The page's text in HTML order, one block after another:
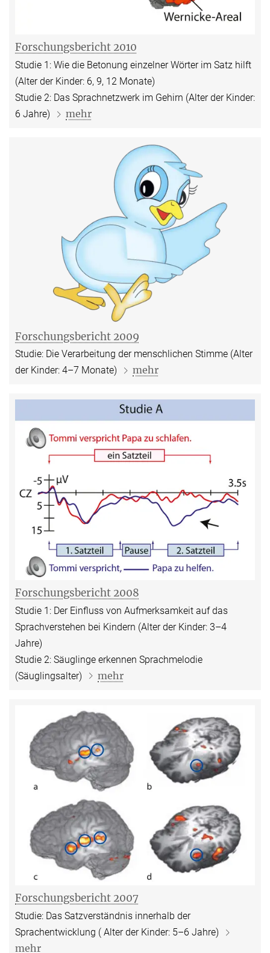
Forschungsbericht 2010
Studie 1: Wie die Betonung einzelner Wörter im Satz hilft
(Alter der Kinder: 6, 9, 12 Monate)
Studie 2: Das Sprachnetzwerk im Gehirn (Alter der Kinder:
6 Jahre)
mehr
Forschungsbericht 2009
Studie: Die Verarbeitung der menschlichen Stimme (Alter
der Kinder: 4–7 Monate)
mehr
Forschungsbericht 2008
Studie 1: Der Einfluss von Aufmerksamkeit auf das
Sprachverstehen bei Kindern (Alter der Kinder: 3–4
Jahre)
Studie 2: Säuglinge erkennen Sprachmelodie
(Säuglingsalter)
mehr
Forschungsbericht 2007
Studie: Das Satzverständnis innerhalb der
Sprachentwicklung ( Alter der Kinder: 5–6 Jahre)
mehr